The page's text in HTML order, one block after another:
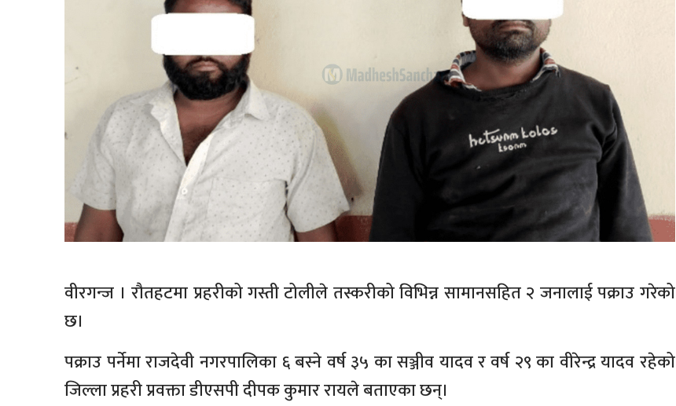
वीरगन्ज । रौतहटमा प्रहरीको गस्ती टोलीले तस्करीको विभिन्न सामानसहित २ जनालाई पक्राउ गरेको
छ।
पक्राउ पर्नेमा राजदेवी नगरपालिका ६ बस्ने वर्ष ३५ का सञ्जीव यादव र वर्ष २९ का वीरेन्द्र यादव रहेको
जिल्ला प्रहरी प्रवक्ता डीएसपी दीपक कुमार रायले बताएका छन्।